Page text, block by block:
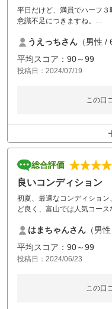
平日だけど、満員でハーフ
意識不足につきますね。
わえました。またラウンド
ットにも癒されました。
うえっちさん （男性 /
平均スコア：90～99
投稿日：2024/07/19
この口
総合評価
良いコンディション
初夏、最適なコンディショ
ど良く、富山では人気コー
したよー）小杉は夏に向け
はまちゃんさん （男
平均スコア：90～99
投稿日：2024/06/23
この口